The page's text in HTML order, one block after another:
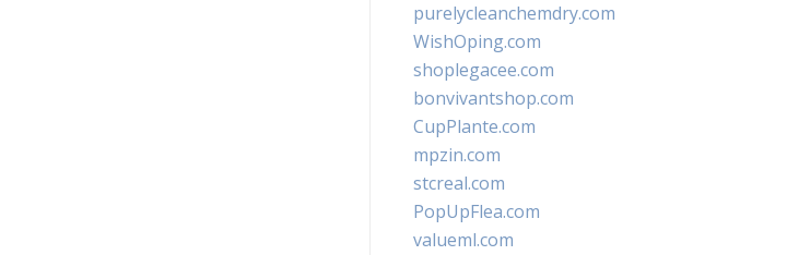
purelycleanchemdry.com
WishOping.com
shoplegacee.com
bonvivantshop.com
CupPlante.com
mpzin.com
stcreal.com
PopUpFlea.com
valueml.com